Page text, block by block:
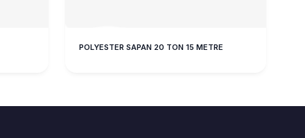
POLYESTER SAPAN 20 TON 15 METRE